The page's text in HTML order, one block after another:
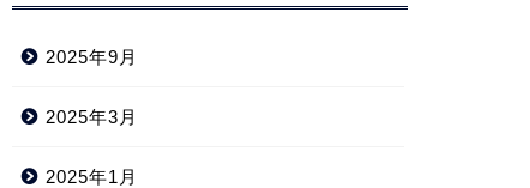
2025年9月
2025年3月
2025年1月